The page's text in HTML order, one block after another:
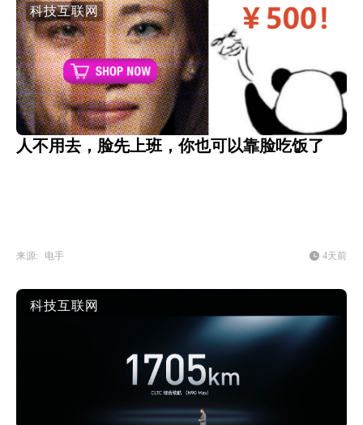
科技互联网
人不用去，脸先上班，你也可以靠脸吃饭了
来源: 电手 4天前
科技互联网